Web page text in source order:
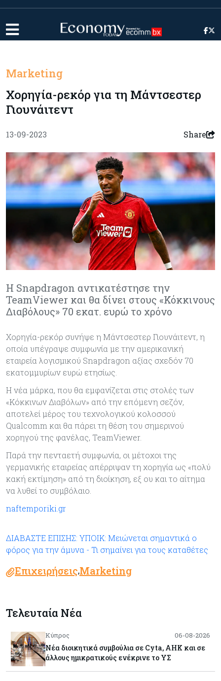
Marketing
Χορηγία-ρεκόρ για τη Μάντσεστερ
Γιουνάιτεντ
13-09-2023 Share
Η Snapdragon αντικατέστησε την
TeamViewer και θα δίνει στους «Κόκκινους
Διαβόλους» 70 εκατ. ευρώ το χρόνο
Χορηγία-ρεκόρ συνήψε η Μάντσεστερ Γιουνάιτεντ, η
οποία υπέγραψε συμφωνία με την αμερικανική
εταιρεία λογισμικού Snapdragon αξίας σχεδόν 70
εκατομμυρίων ευρώ ετησίως.
Η νέα μάρκα, που θα εμφανίζεται στις στολές των
«Κόκκινων Διαβόλων» από την επόμενη σεζόν,
αποτελεί μέρος του τεχνολογικού κολοσσού
Qualcomm και θα πάρει τη θέση του σημερινού
χορηγού της φανέλας, TeamViewer.
Παρά την πενταετή συμφωνία, οι μέτοχοι της
γερμανικής εταιρείας απέρριψαν τη χορηγία ως «πολύ
κακή εκτίμηση» από τη διοίκηση, εξ ου και το αίτημα
να λυθεί το συμβόλαιο.
naftemporiki.gr
ΔΙΑΒΑΣΤΕ ΕΠΙΣΗΣ: ΥΠΟΙΚ: Μειώνεται σημαντικά ο
φόρος για την άμυνα - Τι σημαίνει για τους καταθέτες
Επιχειρήσεις,Marketing
Τελευταία Νέα
Κύπρος 06-08-2026
Νέα διοικητικά συμβούλια σε Cyta, AHK και σε
άλλους ημικρατικούς ενέκρινε το ΥΣ